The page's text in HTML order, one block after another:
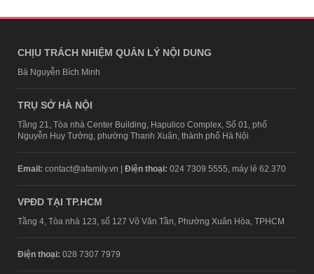
CHỊU TRÁCH NHIỆM QUẢN LÝ NỘI DUNG
Bà Nguyễn Bích Minh
TRỤ SỞ HÀ NỘI
Tầng 21, Tòa nhà Center Building, Hapulico Complex, Số 01, phố
Nguyễn Huy Tưởng, phường Thanh Xuân, thành phố Hà Nội
Email: contact@afamily.vn | Điện thoại: 024 7309 5555, máy lẻ 62.370
VPĐD TẠI TP.HCM
Tầng 4, Tòa nhà 123, số 127 Võ Văn Tần, Phường Xuân Hòa, TPHCM
Điện thoại: 028 7307 7979